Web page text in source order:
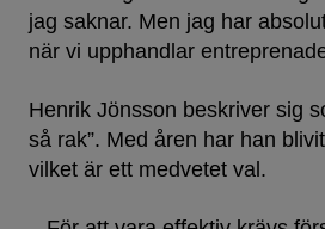
jag saknar. Men jag har
när vi upphandlar
Henrik Jönsson beskriver sig
så rak”. Med åren har han
vilket är ett medvetet val.